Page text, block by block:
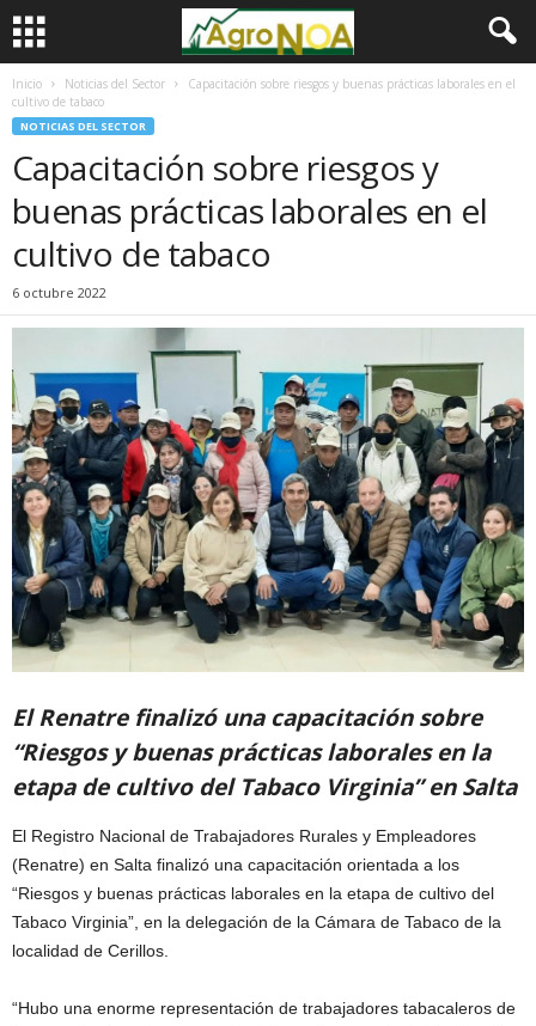
Inicio Noticias del Sector
Capacitación sobre riesgos y buenas prácticas laborales en el
cultivo de tabaco
NOTICIAS DEL SECTOR
Capacitación sobre riesgos y
buenas prácticas laborales en el
cultivo de tabaco
6 octubre 2022
El Renatre finalizó una capacitación sobre
“Riesgos y buenas prácticas laborales en la
etapa de cultivo del Tabaco Virginia” en Salta
El Registro Nacional de Trabajadores Rurales y Empleadores
(Renatre) en Salta finalizó una capacitación orientada a los
“Riesgos y buenas prácticas laborales en la etapa de cultivo del
Tabaco Virginia”, en la delegación de la Cámara de Tabaco de la
localidad de Cerillos.
“Hubo una enorme representación de trabajadores tabacaleros de